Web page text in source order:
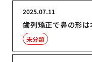
歯列矯正で鼻の形
2025.07.11
未分類